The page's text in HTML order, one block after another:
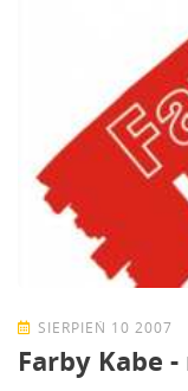
SIERPIEŃ 10 2007
Farby Kabe